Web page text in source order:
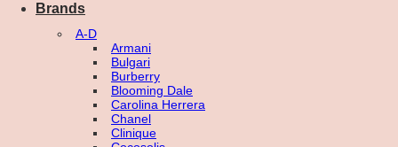
Brands
A-D
Armani
Bulgari
Burberry
Blooming Dale
Carolina Herrera
Chanel
Clinique